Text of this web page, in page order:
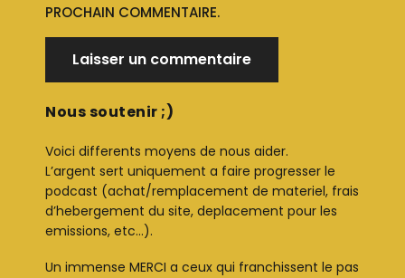
PROCHAIN COMMENTAIRE.
Nous soutenir ;)
Voici differents moyens de nous aider.
L’argent sert uniquement a faire progresser le
podcast (achat/remplacement de materiel, frais
d’hebergement du site, deplacement pour les
emissions, etc…).
Un immense MERCI a ceux qui franchissent le pas